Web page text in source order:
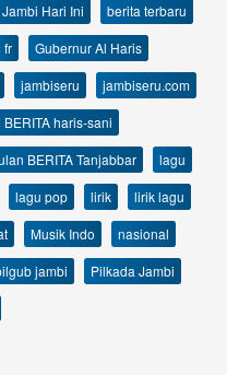
Hari Ini
berita terbaru
fr
Gubernur Al Haris
jambiseru
jambiseru.com
haris-sani
BERITA Tanjabbar
lagu
lagu pop lirik
lirik lagu
Musik Indo
nasional
jambi
Pilkada Jambi